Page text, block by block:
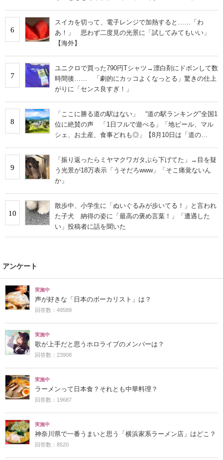
6
スイカを切って、電子レンジで加熱すると……「わ
あ！」 思わず二度見の光景に「試してみてもいい」
【海外】
7
ユニクロで買った790円Tシャツ→漂白剤にドボンして数
時間後…… 「劇的にカッコよくなっとる」驚きの仕上
がりに「センス良すぎ！」
8
「ここに勝る道の駅はない」 “道の駅ランキング”全国1
位に絶賛の声 「1日フルで遊べる」「地ビール、マル
シェ、お土産、食事どれも◎」【8月10日は「道の
9
「振り返ったらミヤマクワガタぶら下げてた」→目を疑
う光景が18万表示「うそだろwww」「そこ痛覚ないん
か」
10
散歩中、小学生に「ぬいぐるみが歩いてる！」と言われ
た子犬 納得の姿に「最高の褒め言葉！」「遭遇した
い」投稿者に話を聞いた
アンケート
実施中
声が好きな「日本のボーカリスト」は？
回答数：49589
実施中
歌が上手だと思うホロライブのメンバーは？
回答数：23908
実施中
ラーメンって日本食？それとも中華料理？
回答数：19687
実施中
神奈川県で一番うまいと思う「横浜家系ラーメン店」はどこ？
回答数：8520